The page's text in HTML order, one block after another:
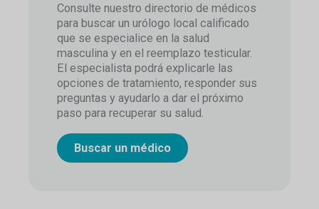
Consulte nuestro directorio de médicos
para buscar un urólogo local calificado
que se especialice en la salud
masculina y en el reemplazo testicular.
El especialista podrá explicarle las
opciones de tratamiento, responder sus
preguntas y ayudarlo a dar el próximo
paso para recuperar su salud.
Buscar un médico